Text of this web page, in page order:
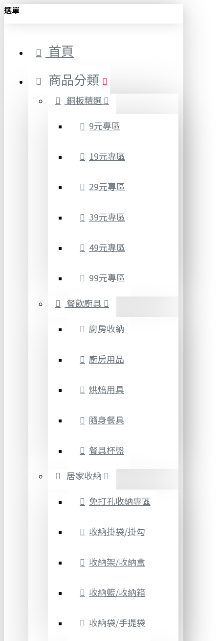
選單
首頁
商品分類
銅板精選
9元專區
19元專區
29元專區
39元專區
49元專區
99元專區
餐飲廚具
廚房收納
廚房用品
烘焙用具
隨身餐具
餐具杯盤
居家收納
免打孔收納專區
收納掛袋/掛勾
收納架/收納盒
收納籃/收納箱
收納袋/手提袋